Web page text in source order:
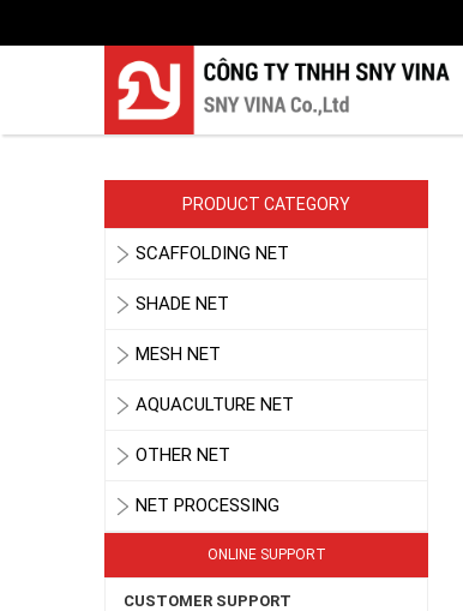
PRODUCT CATEGORY
SCAFFOLDING NET
SHADE NET
MESH NET
AQUACULTURE NET
OTHER NET
NET PROCESSING
ONLINE SUPPORT
CUSTOMER SUPPORT